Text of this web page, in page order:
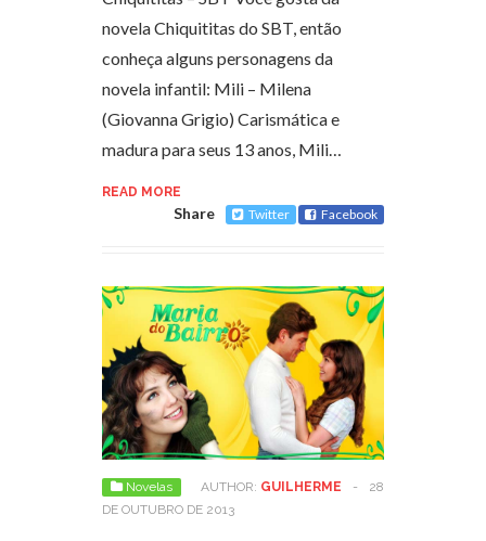
novela Chiquititas do SBT, então
conheça alguns personagens da
novela infantil: Mili – Milena
(Giovanna Grigio) Carismática e
madura para seus 13 anos, Mili…
READ MORE
Share Twitter Facebook
Novelas AUTHOR: GUILHERME -
28
DE OUTUBRO DE 2013